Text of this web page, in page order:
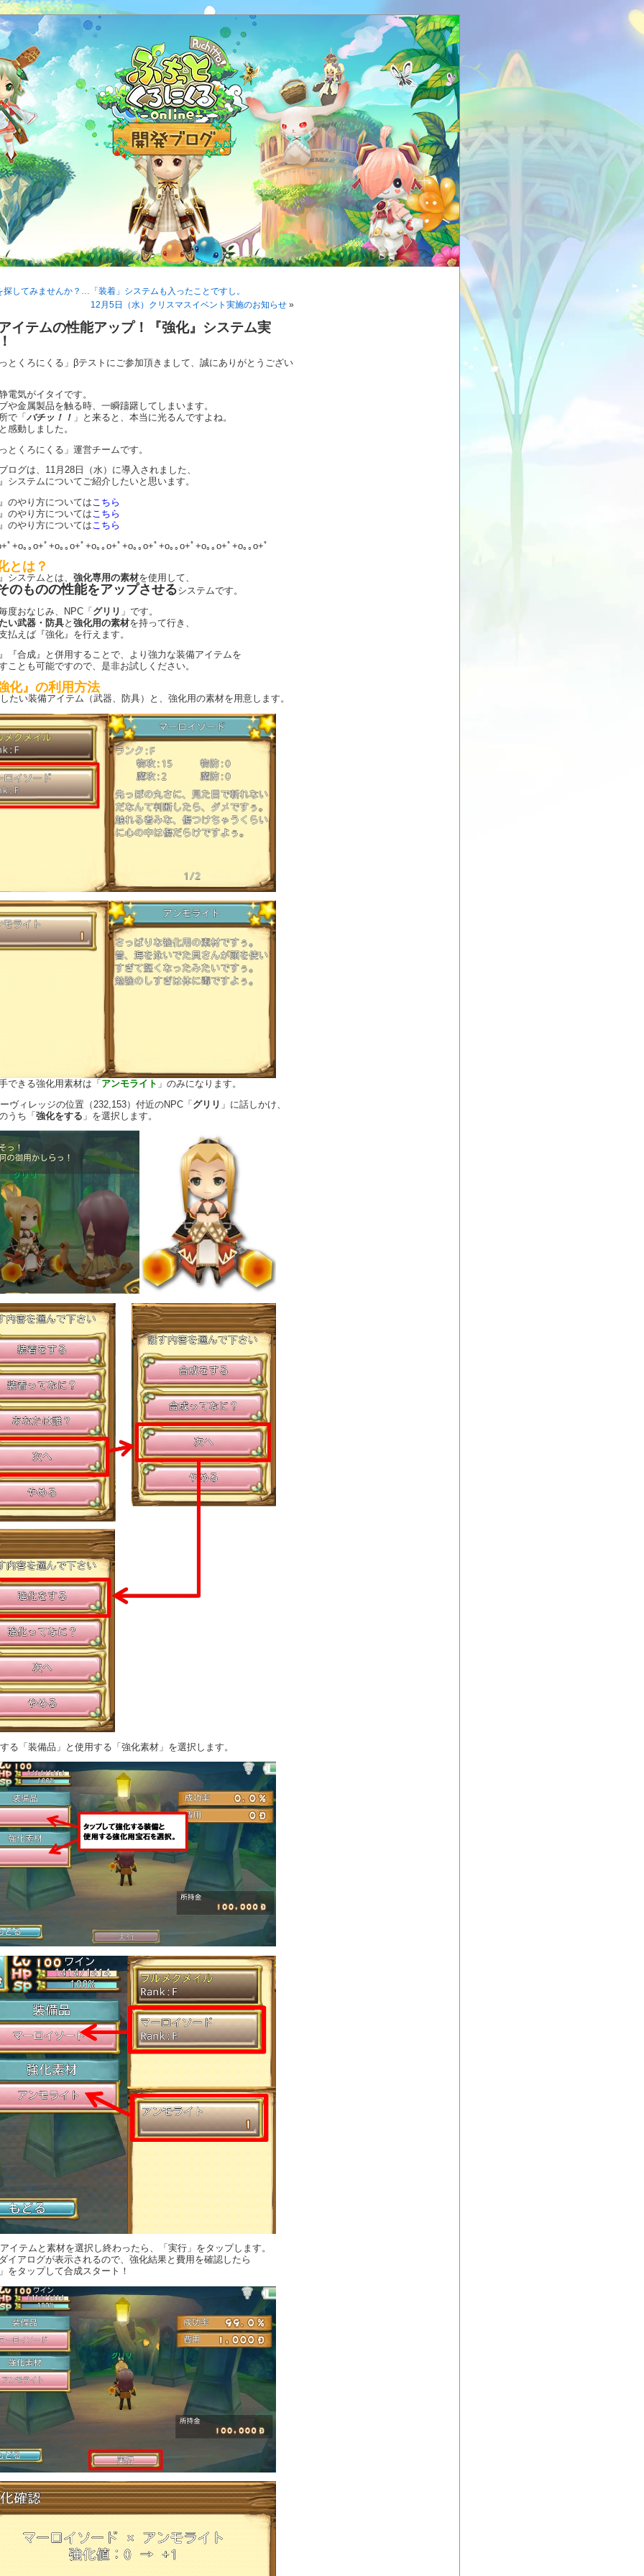
探してみませんか？…「装着」システムも入ったことですし。
12月5日（水）クリスマスイベント実施のお知らせ »
イテムの性能アップ！『強化』システム実
とくろにくる」βテストにご参加頂きまして、誠にありがとうござい
電気がイタイです。
や金属製品を触る時、一瞬躊躇してしまいます。
で「 バチッ！！ 」と来ると、本当に光るんですよね。
感動しました。
とくろにくる」運営チームです。
ログは、11月28日（水）に導入されました、
システムについてご紹介したいと思います。
のやり方についてはこちら
のやり方についてはこちら
のやり方についてはこちら
ﾟ+o｡｡o+ﾟ+o｡｡o+ﾟ+o｡｡o+ﾟ+o｡｡o+ﾟ+o｡｡o+ﾟ+o｡｡o+ﾟ+o｡｡o+ﾟ
とは？
システムとは、 強化専用の素材を使用して、
のものの性能をアップさせるシステムです。
度おなじみ、NPC「 グリリ 」です。
い武器・防具と 強化用の素材を持って行き、
払えば『強化』を行えます。
『合成』と併用することで、より強力な装備アイテムを
ことも可能ですので、是非お試しください。
化』の利用方法
たい装備アイテム（武器、防具）と、強化用の素材を用意します。
できる強化用素材は「 アンモライト 」のみになります。
ヴィレッジの位置（232,153）付近のNPC「 グリリ 」に話しかけ、
うち「 強化をする 」を選択します。
る「装備品」と使用する「強化素材」を選択します。
イテムと素材を選択し終わったら、「実行」をタップします。
イアログが表示されるので、強化結果と費用を確認したら
をタップして合成スタート！